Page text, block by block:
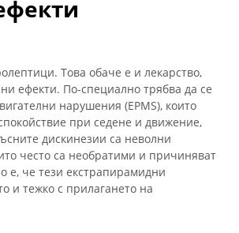
Това обаче е и лекарство,
ефекти. По-специално трябва да се
нарушения (EPMS), които
при седене и движение,
дискинезии са неволни
често са необратими и причиняват
е, че тези екстрапирамидни
и тежко с прилагането на